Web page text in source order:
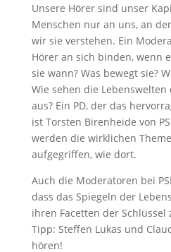
Unsere Hörer sind unser
Menschen nur an uns, an
wir sie verstehen. Ein
Hörer an sich binden, wenn
sie wann? Was bewegt sie?
Wie sehen die
aus? Ein PD, der das
ist Torsten Birenheide von
werden die wirklichen
aufgegriffen, wie dort.
Auch die Moderatoren bei
dass das Spiegeln der
ihren Facetten der
Tipp: Steffen Lukas und
hören!